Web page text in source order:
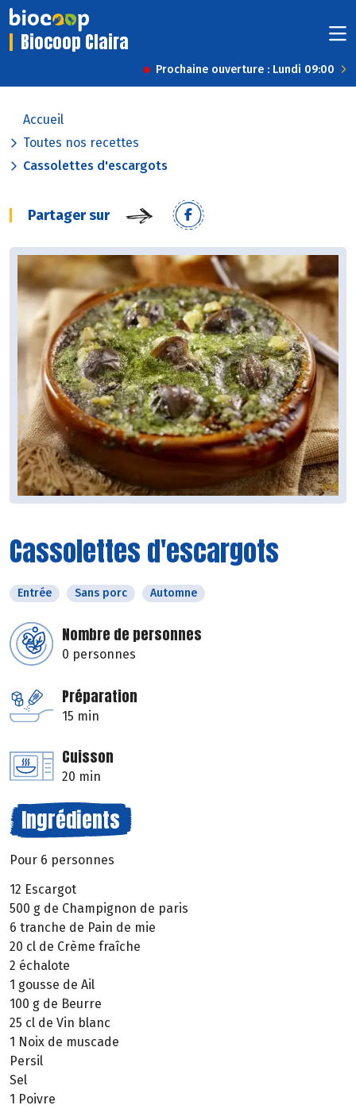
Biocoop Claira
Prochaine ouverture : Lundi 09:00
Accueil
Toutes nos recettes
Cassolettes d'escargots
Partager sur
Cassolettes d'escargots
Entrée Sans porc Automne
Nombre de personnes
0 personnes
Préparation
15 min
Cuisson
20 min
Ingrédients
Pour 6 personnes
12 Escargot
500 g de Champignon de paris
6 tranche de Pain de mie
20 cl de Crème fraîche
2 échalote
1 gousse de Ail
100 g de Beurre
25 cl de Vin blanc
1 Noix de muscade
Persil
Sel
1 Poivre